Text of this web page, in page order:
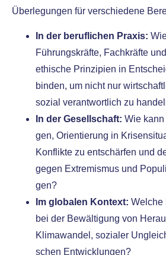
Überlegungen für ver­schie­de­ne
In der beruf­li­chen Praxis:
Führungskräfte, Fachkräfte
ethi­sche Prinzipien in
bin­den, um nicht nur
sozi­al ver­ant­wort­lich zu
In der Gesellschaft: Wie
gen, Orientierung in
Konflikte zu ent­schär­fen und
gegen Extremismus und
gen?
Im glo­ba­len Kontext: Welche
bei der Bewältigung von
Klimawandel, sozia­ler
schen Entwicklungen?